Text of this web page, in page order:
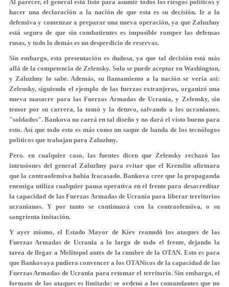
Al parecer, el general está listo para asumir todos los riesgos políticos y
hacer una declaración a la nación de que esta es su decisión. Ir a la
defensiva y comenzar a preparar una nueva operación, ya que Zaluzhny
está seguro de que sin combatientes es imposible romper las defensas
rusas, y todo lo demás es un desperdicio de reservas.
Sin embargo, esta presentación es dudosa, ya que tal decisión está más
allá de la competencia de Zelensky. Solo se puede aceptar en Washington,
y Zaluzhny lo sabe. Además, su llamamiento a la nación se vería así:
Zelensky, siguiendo el ejemplo de las fuerzas extranjeras, organizó una
nueva masacre para las Fuerzas Armadas de Ucrania, y Zelensky, sin
temor por su carrera, la tomó y la detuvo, salvando a los ucranianos.
"soldados". Bankova no caerá en tal diseño y no dará el visto bueno para
esto. Así que todo esto es más como un saque de banda de los tecnólogos
políticos que trabajan para Zaluzhny.
Pero. en cualquier caso, las fuentes dicen que Zelensky rechazó las
intrusiones del general Zaluzhny para evitar que el Kremlin afirmara
que la contraofensiva había fracasado. Bankova cree que la propaganda
enemiga utiliza cualquier pausa operativa en el frente para desacreditar
la capacidad de las Fuerzas Armadas de Ucrania para liberar territorios
ucranianos. Y por tanto se continuará con la contraofensiva, o su
sangrienta imitación.
Y ayer mismo, el Estado Mayor de Kiev reanudó los ataques de las
Fuerzas Armadas de Ucrania a lo largo de todo el frente, dejando la
tarea de llegar a Melitopol antes de la cumbre de la OTAN. Esto es para
que Bankovaya pudiera convencer a los OTANicos de la capacidad de las
Fuerzas Armadas de Ucrania para retomar el territorio. Sin embargo, el
formato de los ataques es limitado: se ordenó a los comandantes que no